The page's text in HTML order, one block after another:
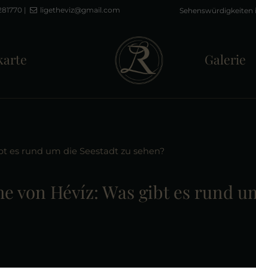
| ligetheviz@gmail.com
Galerie
es rund um die Seestadt zu sehen?
von Hévíz: Was gibt es rund